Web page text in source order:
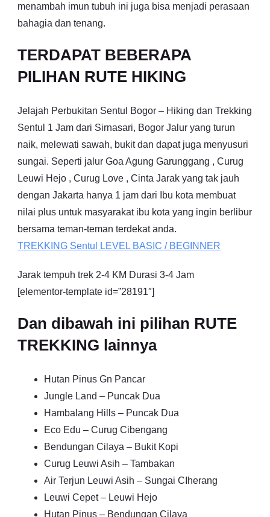
menambah imun tubuh ini juga bisa menjadi perasaan
bahagia dan tenang.
TERDAPAT BEBERAPA
PILIHAN RUTE HIKING
Jelajah Perbukitan Sentul Bogor – Hiking dan Trekking
Sentul 1 Jam dari Sirnasari, Bogor Jalur yang turun
naik, melewati sawah, bukit dan dapat juga menyusuri
sungai. Seperti jalur Goa Agung Garunggang , Curug
Leuwi Hejo , Curug Love , Cinta Jarak yang tak jauh
dengan Jakarta hanya 1 jam dari Ibu kota membuat
nilai plus untuk masyarakat ibu kota yang ingin berlibur
bersama teman-teman terdekat anda.
TREKKING Sentul LEVEL BASIC / BEGINNER
Jarak tempuh trek 2-4 KM Durasi 3-4 Jam
[elementor-template id=”28191″]
Dan dibawah ini pilihan RUTE
TREKKING lainnya
Hutan Pinus Gn Pancar
Jungle Land – Puncak Dua
Hambalang Hills – Puncak Dua
Eco Edu – Curug Cibengang
Bendungan Cilaya – Bukit Kopi
Curug Leuwi Asih – Tambakan
Air Terjun Leuwi Asih – Sungai CIherang
Leuwi Cepet – Leuwi Hejo
Hutan Pinus – Bendungan Cilaya